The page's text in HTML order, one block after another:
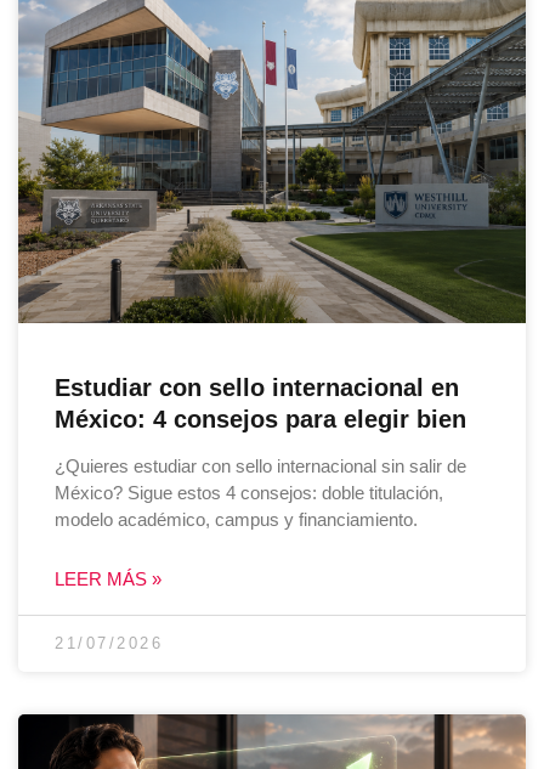
Estudiar con sello internacional en
México: 4 consejos para elegir bien
¿Quieres estudiar con sello internacional sin salir de
México? Sigue estos 4 consejos: doble titulación,
modelo académico, campus y financiamiento.
LEER MÁS »
21/07/2026